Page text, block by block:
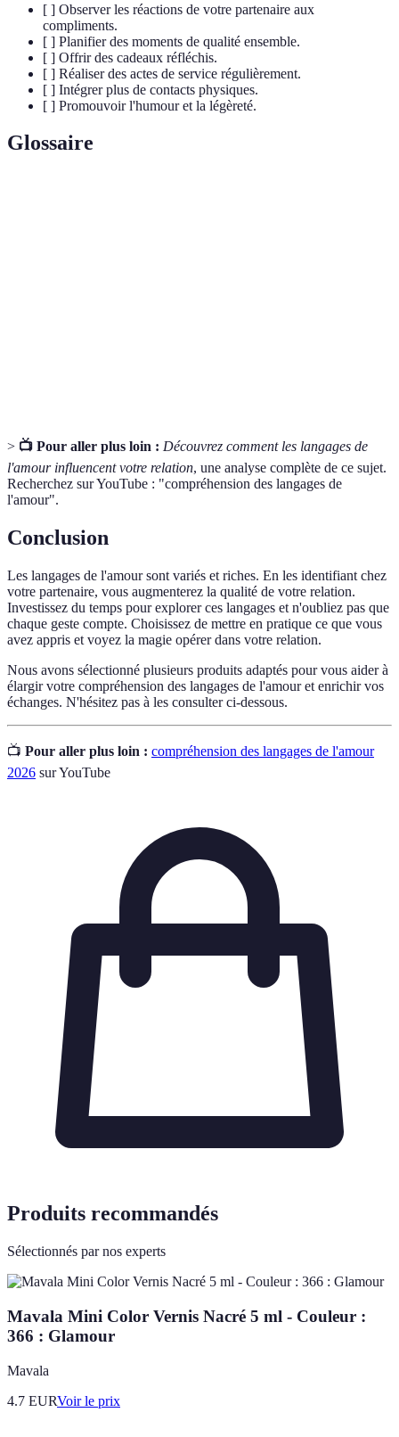
[ ] Observer les réactions de votre partenaire aux
compliments.
[ ] Planifier des moments de qualité ensemble.
[ ] Offrir des cadeaux réfléchis.
[ ] Réaliser des actes de service régulièrement.
[ ] Intégrer plus de contacts physiques.
[ ] Promouvoir l'humour et la légèreté.
Glossaire
> 📺 Pour aller plus loin : Découvrez comment les langages de
l'amour influencent votre relation, une analyse complète de ce sujet.
Recherchez sur YouTube : "compréhension des langages de
l'amour".
Conclusion
Les langages de l'amour sont variés et riches. En les identifiant chez
votre partenaire, vous augmenterez la qualité de votre relation.
Investissez du temps pour explorer ces langages et n'oubliez pas que
chaque geste compte. Choisissez de mettre en pratique ce que vous
avez appris et voyez la magie opérer dans votre relation.
Nous avons sélectionné plusieurs produits adaptés pour vous aider à
élargir votre compréhension des langages de l'amour et enrichir vos
échanges. N'hésitez pas à les consulter ci-dessous.
📺 Pour aller plus loin : compréhension des langages de l'amour
2026 sur YouTube
Produits recommandés
Sélectionnés par nos experts
Mavala Mini Color Vernis Nacré 5 ml - Couleur :
366 : Glamour
Mavala
4.7 EURVoir le prix